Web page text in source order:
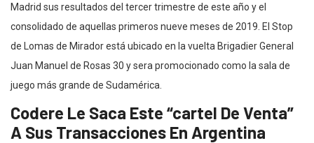
Madrid sus resultados del tercer trimestre de este año y el
consolidado de aquellas primeros nueve meses de 2019. El Stop
de Lomas de Mirador está ubicado en la vuelta Brigadier General
Juan Manuel de Rosas 30 y sera promocionado como la sala de
juego más grande de Sudamérica.
Codere Le Saca Este “cartel De Venta”
A Sus Transacciones En Argentina